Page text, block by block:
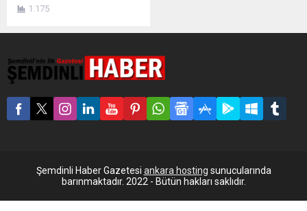
gördüğü hastanede
emek-ekonomi sayfası
editörlüğünü yapan Mehmet
Akyol, hayatını kaybetti.
Akyol, uzun zamandır
Florence Nightingale
kapatılan Özgür Gündem
Gazetesi’nin mühürlenen
1.175
Şemdinli Haber Gazetesi ankara hosting sunucularında
barınmaktadır. 2022 - Bütün hakları saklıdır.